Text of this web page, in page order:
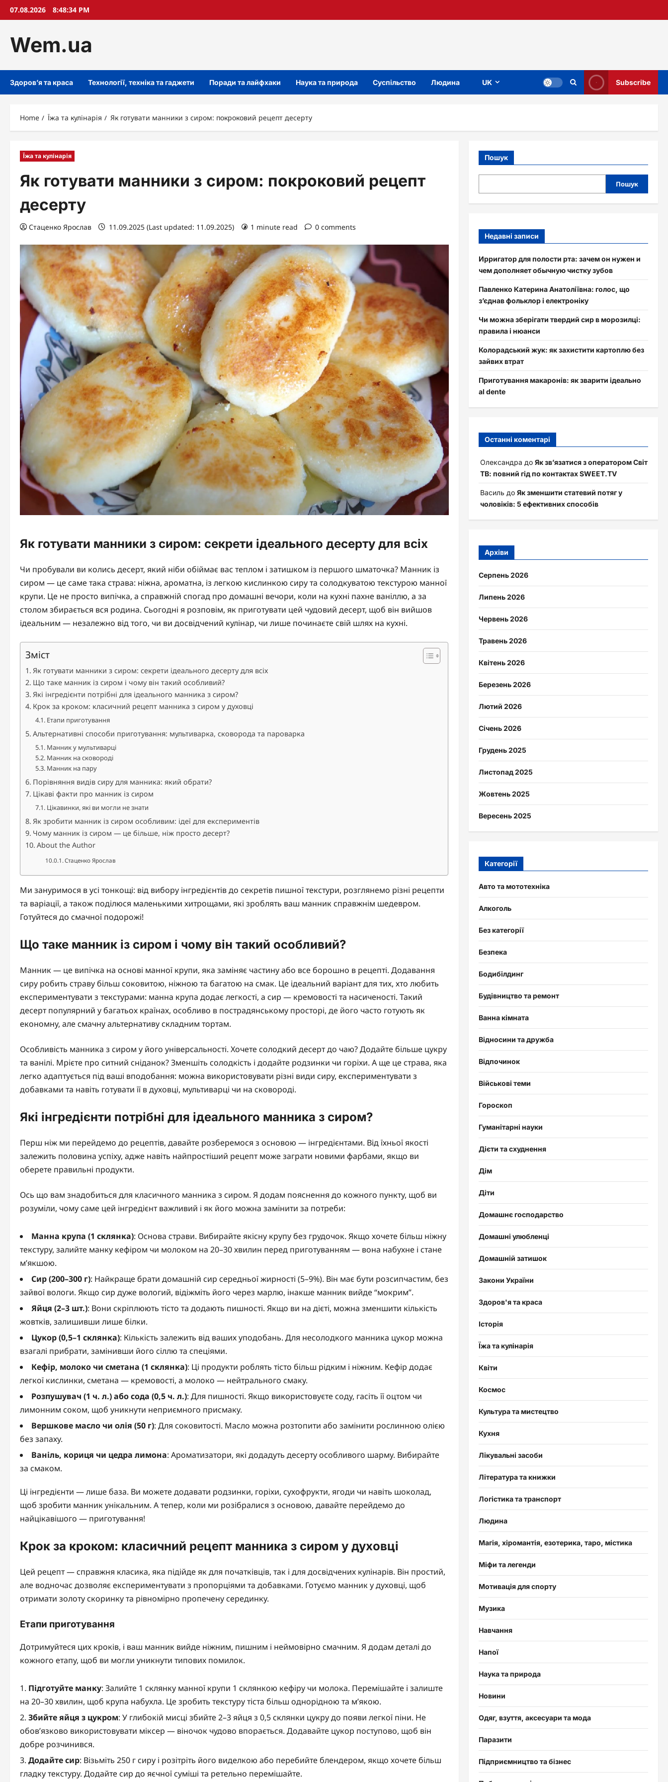
Skip07.08.2026 8:48:35 PM
Wem.ua
Здоров’я та краса Технології, техніка та гаджети Поради та лайфхаки Наука та природа Суспільство Людина UK Subscribe
Home Їжа та кулінарія Як готувати манники з сиром: покроковий рецепт десерту
Їжа та кулінарія
Як готувати манники з сиром: покроковий рецепт
десерту
Стаценко Ярослав 11.09.2025 (Last updated: 11.09.2025) 1 minute read 0 comments
Як готувати манники з сиром: секрети ідеального десерту для всіх
Чи пробували ви колись десерт, який ніби обіймає вас теплом і затишком із першого шматочка? Манник із
сиром — це саме така страва: ніжна, ароматна, із легкою кислинкою сиру та солодкуватою текстурою манної
крупи. Це не просто випічка, а справжній спогад про домашні вечори, коли на кухні пахне ваніллю, а за
столом збирається вся родина. Сьогодні я розповім, як приготувати цей чудовий десерт, щоб він вийшов
ідеальним — незалежно від того, чи ви досвідчений кулінар, чи лише починаєте свій шлях на кухні.
Зміст
Як готувати манники з сиром: секрети ідеального десерту для всіх
Що таке манник із сиром і чому він такий особливий?
Які інгредієнти потрібні для ідеального манника з сиром?
Крок за кроком: класичний рецепт манника з сиром у духовці
Етапи приготування
Альтернативні способи приготування: мультиварка, сковорода та пароварка
Манник у мультиварці
Манник на сковороді
Манник на пару
Порівняння видів сиру для манника: який обрати?
Цікаві факти про манник із сиром
Цікавинки, які ви могли не знати
Як зробити манник із сиром особливим: ідеї для експериментів
Чому манник із сиром — це більше, ніж просто десерт?
About the Author
Стаценко Ярослав
Ми зануримося в усі тонкощі: від вибору інгредієнтів до секретів пишної текстури, розглянемо різні рецепти
та варіації, а також поділюся маленькими хитрощами, які зроблять ваш манник справжнім шедевром.
Готуйтеся до смачної подорожі!
Що таке манник із сиром і чому він такий особливий?
Манник — це випічка на основі манної крупи, яка заміняє частину або все борошно в рецепті. Додавання
сиру робить страву більш соковитою, ніжною та багатою на смак. Це ідеальний варіант для тих, хто любить
експериментувати з текстурами: манна крупа додає легкості, а сир — кремовості та насиченості. Такий
десерт популярний у багатьох країнах, особливо в пострадянському просторі, де його часто готують як
економну, але смачну альтернативу складним тортам.
Особливість манника з сиром у його універсальності. Хочете солодкий десерт до чаю? Додайте більше цукру
та ванілі. Мрієте про ситний сніданок? Зменшіть солодкість і додайте родзинки чи горіхи. А ще це страва, яка
легко адаптується під ваші вподобання: можна використовувати різні види сиру, експериментувати з
добавками та навіть готувати її в духовці, мультиварці чи на сковороді.
Які інгредієнти потрібні для ідеального манника з сиром?
Перш ніж ми перейдемо до рецептів, давайте розберемося з основою — інгредієнтами. Від їхньої якості
залежить половина успіху, адже навіть найпростіший рецепт може заграти новими фарбами, якщо ви
оберете правильні продукти.
Ось що вам знадобиться для класичного манника з сиром. Я додам пояснення до кожного пункту, щоб ви
розуміли, чому саме цей інгредієнт важливий і як його можна замінити за потреби:
Манна крупа (1 склянка): Основа страви. Вибирайте якісну крупу без грудочок. Якщо хочете більш ніжну
текстуру, залийте манку кефіром чи молоком на 20–30 хвилин перед приготуванням — вона набухне і стане
м’якшою.
Сир (200–300 г): Найкраще брати домашній сир середньої жирності (5–9%). Він має бути розсипчастим, без
зайвої вологи. Якщо сир дуже вологий, відіжміть його через марлю, інакше манник вийде “мокрим”.
Яйця (2–3 шт.): Вони скріплюють тісто та додають пишності. Якщо ви на дієті, можна зменшити кількість
жовтків, залишивши лише білки.
Цукор (0,5–1 склянка): Кількість залежить від ваших уподобань. Для несолодкого манника цукор можна
взагалі прибрати, замінивши його сіллю та спеціями.
Кефір, молоко чи сметана (1 склянка): Ці продукти роблять тісто більш рідким і ніжним. Кефір додає
легкої кислинки, сметана — кремовості, а молоко — нейтрального смаку.
Розпушувач (1 ч. л.) або сода (0,5 ч. л.): Для пишності. Якщо використовуєте соду, гасіть її оцтом чи
лимонним соком, щоб уникнути неприємного присмаку.
Вершкове масло чи олія (50 г): Для соковитості. Масло можна розтопити або замінити рослинною олією
без запаху.
Ваніль, кориця чи цедра лимона: Ароматизатори, які додадуть десерту особливого шарму. Вибирайте
за смаком.
Ці інгредієнти — лише база. Ви можете додавати родзинки, горіхи, сухофрукти, ягоди чи навіть шоколад,
щоб зробити манник унікальним. А тепер, коли ми розібралися з основою, давайте перейдемо до
найцікавішого — приготування!
Крок за кроком: класичний рецепт манника з сиром у духовці
Цей рецепт — справжня класика, яка підійде як для початківців, так і для досвідчених кулінарів. Він простий,
але водночас дозволяє експериментувати з пропорціями та добавками. Готуємо манник у духовці, щоб
отримати золоту скоринку та рівномірно пропечену серединку.
Етапи приготування
Дотримуйтеся цих кроків, і ваш манник вийде ніжним, пишним і неймовірно смачним. Я додам деталі до
кожного етапу, щоб ви могли уникнути типових помилок.
Підготуйте манку: Залийте 1 склянку манної крупи 1 склянкою кефіру чи молока. Перемішайте і залиште
на 20–30 хвилин, щоб крупа набухла. Це зробить текстуру тіста більш однорідною та м’якою.
Збийте яйця з цукром: У глибокій мисці збийте 2–3 яйця з 0,5 склянки цукру до появи легкої піни. Не
обов’язково використовувати міксер — віночок чудово впорається. Додавайте цукор поступово, щоб він
добре розчинився.
Додайте сир: Візьміть 250 г сиру і розітріть його виделкою або перебийте блендером, якщо хочете більш
гладку текстуру. Додайте сир до яєчної суміші та ретельно перемішайте.
Пошук
Пошук
Недавні записи
Ирригатор для полости рта: зачем он нужен и
чем дополняет обычную чистку зубов
Павленко Катерина Анатоліївна: голос, що
з’єднав фольклор і електроніку
Чи можна зберігати твердий сир в морозилці:
правила і нюанси
Колорадський жук: як захистити картоплю без
зайвих втрат
Приготування макаронів: як зварити ідеально
al dente
Останні коментарі
Олександра до Як зв’язатися з оператором Світ
ТВ: повний гід по контактах SWEET.TV
Василь до Як зменшити статевий потяг у
чоловіків: 5 ефективних способів
Архіви
Серпень 2026
Липень 2026
Червень 2026
Травень 2026
Квітень 2026
Березень 2026
Лютий 2026
Січень 2026
Грудень 2025
Листопад 2025
Жовтень 2025
Вересень 2025
Категорії
Авто та мототехніка
Алкоголь
Без категорії
Безпека
Бодибілдинг
Будівництво та ремонт
Ванна кімната
Відносини та дружба
Відпочинок
Військові теми
Гороскоп
Гуманітарні науки
Дієти та схуднення
Дім
Діти
Домашнє господарство
Домашні улюбленці
Домашній затишок
Закони України
Здоров'я та краса
Історія
Їжа та кулінарія
Квіти
Космос
Культура та мистецтво
Кухня
Лікувальні засоби
Література та книжки
Логістика та транспорт
Людина
Магія, хіромантія, езотерика, таро, містика
Міфи та легенди
Мотивація для спорту
Музика
Навчання
Напої
Наука та природа
Новини
Одяг, взуття, аксесуари та мода
Паразити
Підприємництво та бізнес